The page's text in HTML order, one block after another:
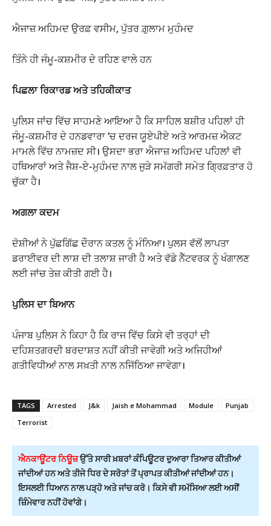
ਐਜਾਜ਼ ਅਹਿਮਦ ਉਰਫ਼ ਵਸੀਮ, ਪੁੱਤਰ ਗ਼ੁਲਾਮ ਮੁਹੰਮਦ
ਤਿੰਨੇ ਹੀ ਜੰਮੂ-ਕਸ਼ਮੀਰ ਦੇ ਰਹਿਣ ਵਾਲੇ ਹਨ
ਪਿਛਲਾ ਰਿਕਾਰਡ ਅਤੇ ਤਹਿਕੀਕਾਤ
ਪੁਲਿਸ ਜਾਂਚ ਵਿੱਚ ਸਾਹਮਣੇ ਆਇਆ ਹੈ ਕਿ ਸਾਹਿਲ ਬਸ਼ੀਰ ਪਹਿਲਾਂ ਹੀ
ਜੰਮੂ-ਕਸ਼ਮੀਰ ਦੇ ਹਨਡਵਾਰਾ ‘ਚ ਦਰਜ ਯੂਏਪੀਏ ਅਤੇ ਆਰਮਜ਼ ਐਕਟ
ਮਾਮਲੇ ਵਿੱਚ ਨਾਮਜ਼ਦ ਸੀ। ਉਸਦਾ ਭਰਾ ਐਜਾਜ਼ ਅਹਿਮਦ ਪਹਿਲਾਂ ਵੀ
ਹਥਿਆਰਾਂ ਅਤੇ ਜੈਸ਼-ਏ-ਮੁਹੰਮਦ ਨਾਲ ਜੁੜੇ ਸਮੱਗਰੀ ਸਮੇਤ ਗ੍ਰਿਫ਼ਤਾਰ ਹੋ
ਚੁੱਕਾ ਹੈ।
ਅਗਲਾ ਕਦਮ
ਦੋਸ਼ੀਆਂ ਨੇ ਪੁੱਛਗਿੱਛ ਦੌਰਾਨ ਕਤਲ ਨੂੰ ਮੰਨਿਆ। ਪੁਲਸ ਵੱਲੋਂ ਲਾਪਤਾ
ਡਰਾਈਵਰ ਦੀ ਲਾਸ਼ ਦੀ ਤਲਾਸ਼ ਜਾਰੀ ਹੈ ਅਤੇ ਵੱਡੇ ਨੈੱਟਵਰਕ ਨੂੰ ਖੰਗਾਲਣ
ਲਈ ਜਾਂਚ ਤੇਜ਼ ਕੀਤੀ ਗਈ ਹੈ।
ਪੁਲਿਸ ਦਾ ਬਿਆਨ
ਪੰਜਾਬ ਪੁਲਿਸ ਨੇ ਕਿਹਾ ਹੈ ਕਿ ਰਾਜ ਵਿੱਚ ਕਿਸੇ ਵੀ ਤਰ੍ਹਾਂ ਦੀ
ਦਹਿਸ਼ਤਗਰਦੀ ਬਰਦਾਸ਼ਤ ਨਹੀਂ ਕੀਤੀ ਜਾਵੇਗੀ ਅਤੇ ਅਜਿਹੀਆਂ
ਗਤੀਵਿਧੀਆਂ ਨਾਲ ਸਖ਼ਤੀ ਨਾਲ ਨਜਿੱਠਿਆ ਜਾਵੇਗਾ।
TAGS Arrested J&k Jaish e Mohammad Module
Punjab
Terrorist
ਐਨਕਾਊਂਟਰ ਨਿਊਜ਼ਉੱਤੇ ਸਾਰੀ ਖ਼ਬਰਾਂ ਕੰਪਿਊਟਰ ਦੁਆਰਾ ਤਿਆਰ ਕੀਤੀਆਂ
ਜਾਂਦੀਆਂ ਹਨ ਅਤੇ ਤੀਜੇ ਧਿਰ ਦੇ ਸਰੋਤਾਂ ਤੋਂ ਪ੍ਰਾਪਤ ਕੀਤੀਆਂ ਜਾਂਦੀਆਂ ਹਨ।
ਇਸਲਈ ਧਿਆਨ ਨਾਲ ਪੜ੍ਹੋ ਅਤੇ ਜਾਂਚ ਕਰੋ। ਕਿਸੇ ਵੀ ਸਮੱਸਿਆ ਲਈ ਅਸੀਂ
ਜ਼ਿੰਮੇਵਾਰ ਨਹੀਂ ਹੋਵਾਂਗੇ।